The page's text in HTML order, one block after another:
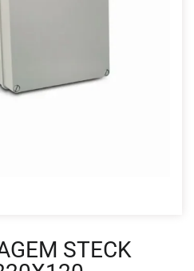
STECK